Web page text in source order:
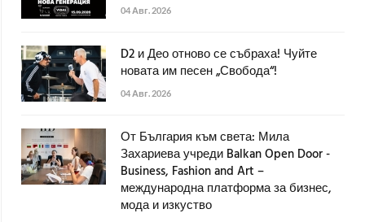
04 Авг. 2026
D2 и Део отново се събраха! Чуйте
новата им песен „Свобода“!
04 Авг. 2026
От България към света: Мила
Захариева учреди Balkan Open Door -
Business, Fashion and Art –
международна платформа за бизнес,
мода и изкуство